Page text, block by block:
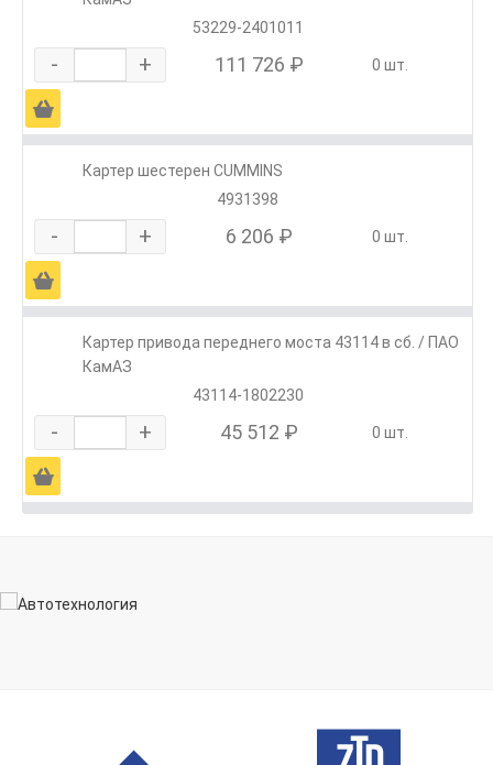
53229-2401011
- + 111 726 ₽ 0 шт.
Ä
Картер шестерен CUMMINS
4931398
- + 6 206 ₽ 0 шт.
Ä
Картер привода переднего моста 43114 в сб. / ПАО
КамАЗ
43114-1802230
- + 45 512 ₽ 0 шт.
Ä